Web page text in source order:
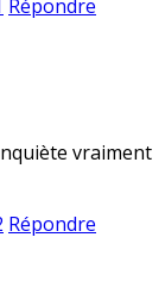
Répondre
vraiment
Répondre